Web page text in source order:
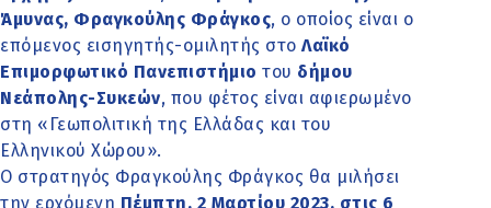
Άμυνας, Φραγκούλης Φράγκος, ο οποίος είναι ο
επόμενος εισηγητής-ομιλητής στο Λαϊκό
Επιμορφωτικό Πανεπιστήμιο του δήμου
Νεάπολης-Συκεών, που φέτος είναι αφιερωμένο
στη «Γεωπολιτική της Ελλάδας και του
Ελληνικού Χώρου».
Ο στρατηγός Φραγκούλης Φράγκος θα μιλήσει
την ερχόμενη Πέμπτη, 2 Μαρτίου 2023, στις 6